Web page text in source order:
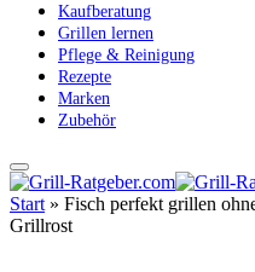
Kaufberatung
Grillen lernen
Pflege & Reinigung
Rezepte
Marken
Zubehör
Start » Fisch perfekt grillen
Grillrost